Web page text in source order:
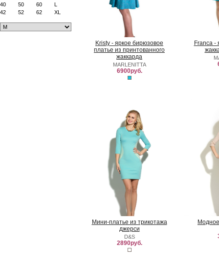
40
50 60
L
42
52 62 XL
Kristy - яркое бирюзовое
платье из принтованного
жаккарда
MARLENITTA
6900руб.
Franca -
Мини-платье из трикотажа
джерси
D&S
2890руб.